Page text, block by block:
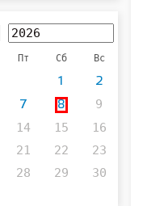
Пт Сб Вс
1 2
7 8
9
14 15
16
21 22
23
28 29
30